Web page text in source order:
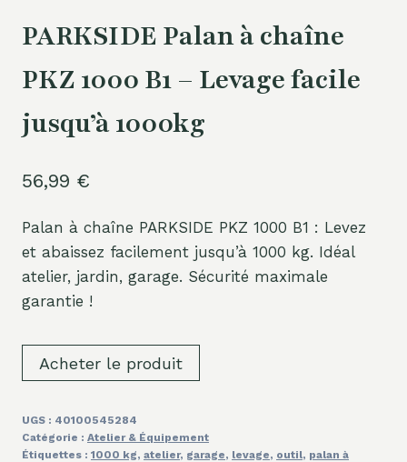
PARKSIDE Palan à chaîne
PKZ 1000 B1 – Levage facile
jusqu’à 1000kg
56,99 €
Palan à chaîne PARKSIDE PKZ 1000 B1 : Levez
et abaissez facilement jusqu’à 1000 kg. Idéal
atelier, jardin, garage. Sécurité maximale
garantie !
Acheter le produit
UGS : 40100545284
Catégorie : Atelier & Équipement
Étiquettes : 1000 kg, atelier, garage, levage, outil, palan à